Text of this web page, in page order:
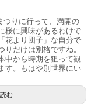
つりに行って、満開の
桜に興味があるわけで
花より団子」な自分で
だけは別格ですね。
中から時期を狙って観
す。もはや別世界にい
む